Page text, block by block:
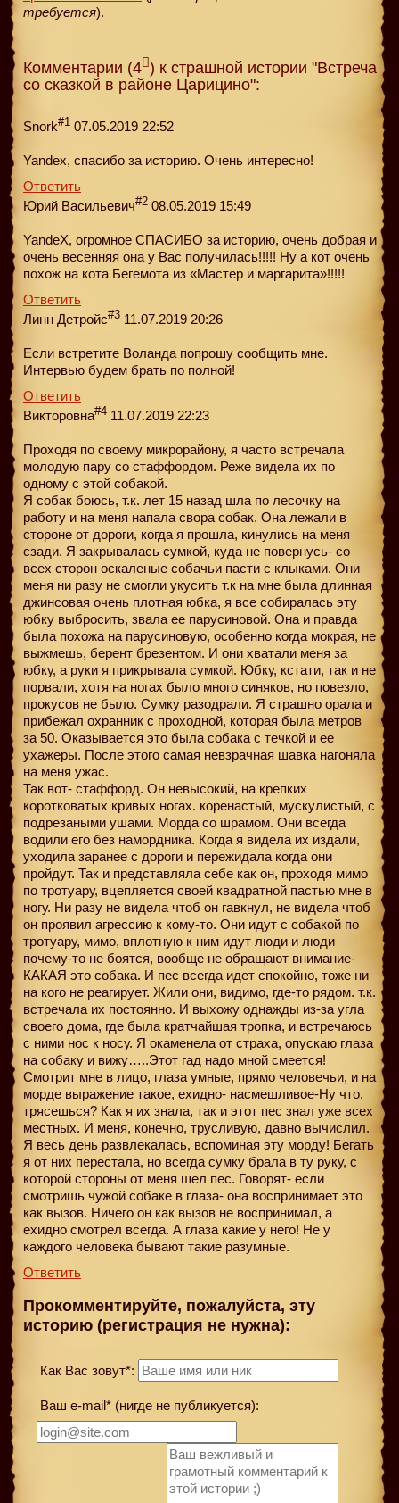
требуется).
Комментарии (4 ) к страшной истории "Встреча
со сказкой в районе Царицино":
Snork#1 07.05.2019 22:52
Yandex, спасибо за историю. Очень интересно!
Ответить
Юрий Васильевич#2 08.05.2019 15:49
YandeX, огромное СПАСИБО за историю, очень добрая и
очень весенняя она у Вас получилась!!!!! Ну а кот очень
похож на кота Бегемота из «Мастер и маргарита»!!!!!
Ответить
Линн Детройс#3 11.07.2019 20:26
Если встретите Воланда попрошу сообщить мне.
Интервью будем брать по полной!
Ответить
Викторовна#4 11.07.2019 22:23
Проходя по своему микрорайону, я часто встречала
молодую пару со стаффордом. Реже видела их по
одному с этой собакой.
Я собак боюсь, т.к. лет 15 назад шла по лесочку на
работу и на меня напала свора собак. Она лежали в
стороне от дороги, когда я прошла, кинулись на меня
сзади. Я закрывалась сумкой, куда не повернусь- со
всех сторон оскаленые собачьи пасти с клыками. Они
меня ни разу не смогли укусить т.к на мне была длинная
джинсовая очень плотная юбка, я все собиралась эту
юбку выбросить, звала ее парусиновой. Она и правда
была похожа на парусиновую, особенно когда мокрая, не
выжмешь, берент брезентом. И они хватали меня за
юбку, а руки я прикрывала сумкой. Юбку, кстати, так и не
порвали, хотя на ногах было много синяков, но повезло,
прокусов не было. Сумку разодрали. Я страшно орала и
прибежал охранник с проходной, которая была метров
за 50. Оказывается это была собака с течкой и ее
ухажеры. После этого самая невзрачная шавка нагоняла
на меня ужас.
Так вот- стаффорд. Он невысокий, на крепких
коротковатых кривых ногах. коренастый, мускулистый, с
подрезаными ушами. Морда со шрамом. Они всегда
водили его без намордника. Когда я видела их издали,
уходила заранее с дороги и пережидала когда они
пройдут. Так и представляла себе как он, проходя мимо
по тротуару, вцепляется своей квадратной пастью мне в
ногу. Ни разу не видела чтоб он гавкнул, не видела чтоб
он проявил агрессию к кому-то. Они идут с собакой по
тротуару, мимо, вплотную к ним идут люди и люди
почему-то не боятся, вообще не обращают внимание-
КАКАЯ это собака. И пес всегда идет спокойно, тоже ни
на кого не реагирует. Жили они, видимо, где-то рядом. т.к.
встречала их постоянно. И выхожу однажды из-за угла
своего дома, где была кратчайшая тропка, и встречаюсь
с ними нос к носу. Я окаменела от страха, опускаю глаза
на собаку и вижу…..Этот гад надо мной смеется!
Смотрит мне в лицо, глаза умные, прямо человечьи, и на
морде выражение такое, ехидно- насмешливое-Ну что,
трясешься? Как я их знала, так и этот пес знал уже всех
местных. И меня, конечно, трусливую, давно вычислил.
Я весь день развлекалась, вспоминая эту морду! Бегать
я от них перестала, но всегда сумку брала в ту руку, с
которой стороны от меня шел пес. Говорят- если
смотришь чужой собаке в глаза- она воспринимает это
как вызов. Ничего он как вызов не воспринимал, а
ехидно смотрел всегда. А глаза какие у него! Не у
каждого человека бывают такие разумные.
Ответить
Прокомментируйте, пожалуйста, эту
историю (регистрация не нужна):
Как Вас зовут*:
Ваш e-mail* (нигде не публикуется):